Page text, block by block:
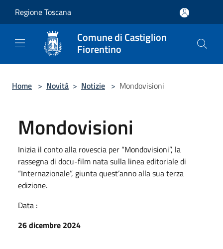
Regione Toscana
Comune di Castiglion
Fiorentino
Home > Novità > Notizie > Mondovisioni
Mondovisioni
Inizia il conto alla rovescia per “Mondovisioni”, la
rassegna di docu-film nata sulla linea editoriale di
“Internazionale”, giunta quest’anno alla sua terza
edizione.
Data :
26 dicembre 2024